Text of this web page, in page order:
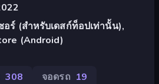
อร์ (สำหรับเดสก์ท็อปเท่านั้น),
(Android)
308 จอดรถ 19